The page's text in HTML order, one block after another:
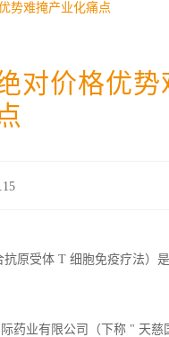
势难掩产业化痛点
对价格优势
原受体 T 细胞免疫疗法）
药业有限公司（下称 " 天慈